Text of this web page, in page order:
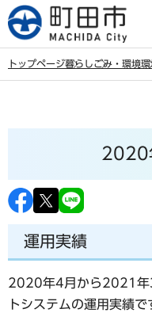
こ
の
す
トップページ暮らしごみ・環境環
ら
2020
運用実績
2020年4月から2021年
トシステムの運用実績で